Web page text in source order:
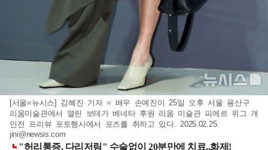
[서울=뉴시스] 김혜진 기자 = 배우 손예진이 25일 오후 서울 용산구
리움미술관에서 열린 보테가 베네타 후원 리움 미술관 피에르 위그 개
인전 프리뷰 포토행사에서 포즈를 취하고 있다. 2025.02.25.
jini@newsis.com